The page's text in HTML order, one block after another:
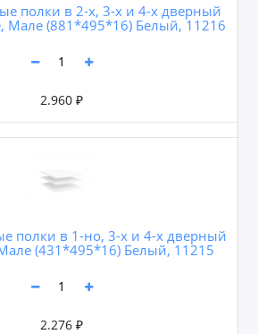
полки в 2-х, 3-х и 4-х дверный
Мале (881*495*16) Белый, 11216
2.960 ₽
полки в 1-но, 3-х и 4-х дверный
(431*495*16) Белый, 11215
2.276 ₽